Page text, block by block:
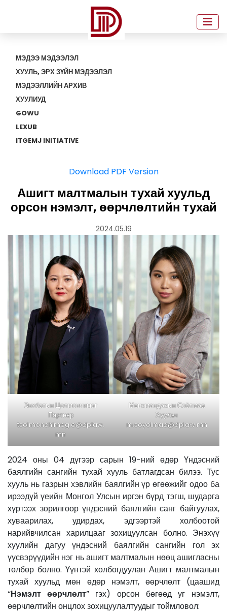
МЭДЭЭ МЭДЭЭЛЭЛ
ХУУЛЬ, ЭРХ ЗҮЙН МЭДЭЭЛЭЛ
МЭДЭЭЛЛИЙН АРХИВ
ХУУЛИУД
GOWU
LEXUB
ITGEMJ INITIATIVE
Download PDF Version
Ашигт малтмалын тухай хуульд
орсон нэмэлт, өөрчлөлтийн тухай
2024.05.19
Энхбатын Цолмончимэг
Партнер
tsolmonchimeg.e@dplaw.
mn
Мөнхмандахын Соёлмаа
Хуульч
m.soyolmaa@dplaw.mn
2024 оны 04 дүгээр сарын 19-ний өдөр Үндэсний
баялгийн сангийн тухай хууль батлагдсан билээ. Тус
хууль нь газрын хэвлийн баялгийн үр өгөөжийг одоо ба
ирээдүй үеийн Монгол Улсын иргэн бүрд тэгш, шударга
хүртээх зорилгоор үндэсний баялгийн санг байгуулах,
хуваарилах, удирдах, эдгээртэй холбоотой
нарийвчилсан харилцааг зохицуулсан болно. Энэхүү
хуулийн дагуу үндэсний баялгийн сангийн гол эх
үүсвэрүүдийн нэг нь ашигт малтмалын нөөц ашигласны
төлбөр болно. Үүнтэй холбогдуулан Ашигт малтмалын
тухай хуульд мөн өдөр нэмэлт, өөрчлөлт (цаашид
“Нэмэлт өөрчлөлт” гэх) орсон бөгөөд уг нэмэлт,
өөрчлөлтийн онцлох зохицуулалтуудыг тоймловол: